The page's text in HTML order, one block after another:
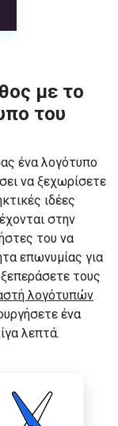
με το
του
ένα λογότυπο
να ξεχωρίσετε
ιδέες
στην
του να
επωνυμίας για
τους
λογότυπών
ένα
λεπτά.